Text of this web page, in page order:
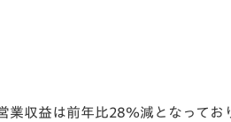
収益は前年比28％減となってお